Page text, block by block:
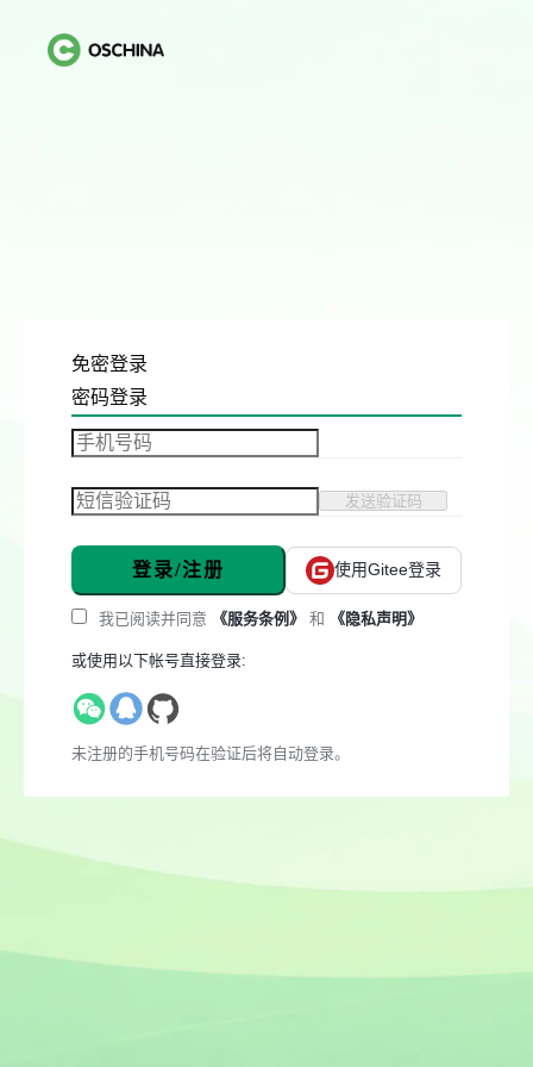
免密登录
密码登录
发送验证码
登录/注册 使用Gitee登录
我已阅读并同意 《服务条例》 和 《隐私声明》
或使用以下帐号直接登录:
未注册的手机号码在验证后将自动登录。